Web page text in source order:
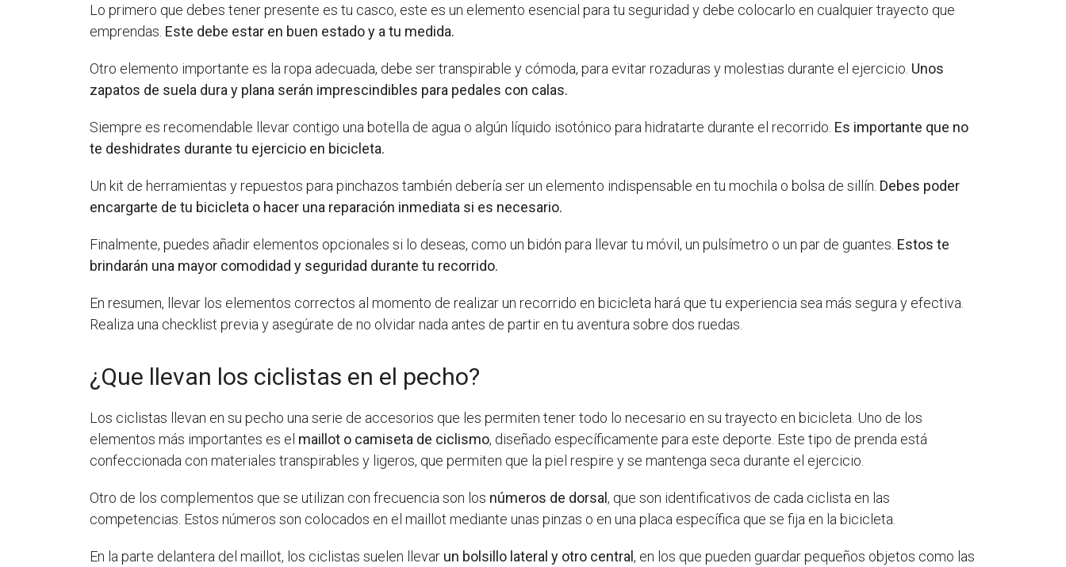
Lo primero que debes tener presente es tu casco, este es un elemento esencial para tu seguridad y debe colocarlo en cualquier trayecto que
emprendas. Este debe estar en buen estado y a tu medida.
Otro elemento importante es la ropa adecuada, debe ser transpirable y cómoda, para evitar rozaduras y molestias durante el ejercicio. Unos
zapatos de suela dura y plana serán imprescindibles para pedales con calas.
Siempre es recomendable llevar contigo una botella de agua o algún líquido isotónico para hidratarte durante el recorrido. Es importante que no
te deshidrates durante tu ejercicio en bicicleta.
Un kit de herramientas y repuestos para pinchazos también debería ser un elemento indispensable en tu mochila o bolsa de sillín. Debes poder
encargarte de tu bicicleta o hacer una reparación inmediata si es necesario.
Finalmente, puedes añadir elementos opcionales si lo deseas, como un bidón para llevar tu móvil, un pulsímetro o un par de guantes. Estos te
brindarán una mayor comodidad y seguridad durante tu recorrido.
En resumen, llevar los elementos correctos al momento de realizar un recorrido en bicicleta hará que tu experiencia sea más segura y efectiva.
Realiza una checklist previa y asegúrate de no olvidar nada antes de partir en tu aventura sobre dos ruedas.
¿Que llevan los ciclistas en el pecho?
Los ciclistas llevan en su pecho una serie de accesorios que les permiten tener todo lo necesario en su trayecto en bicicleta. Uno de los
elementos más importantes es el maillot o camiseta de ciclismo, diseñado específicamente para este deporte. Este tipo de prenda está
confeccionada con materiales transpirables y ligeros, que permiten que la piel respire y se mantenga seca durante el ejercicio.
Otro de los complementos que se utilizan con frecuencia son los números de dorsal, que son identificativos de cada ciclista en las
competencias. Estos números son colocados en el maillot mediante unas pinzas o en una placa específica que se fija en la bicicleta.
En la parte delantera del maillot, los ciclistas suelen llevar un bolsillo lateral y otro central, en los que pueden guardar pequeños objetos como las